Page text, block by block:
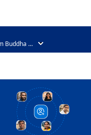
Noida, Gautam Buddha Nagar, Uttar Pradesh